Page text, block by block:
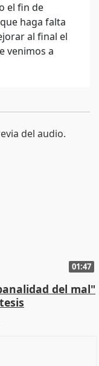
el fin de
haga falta
al final el
venimos a
01:47
del mal"